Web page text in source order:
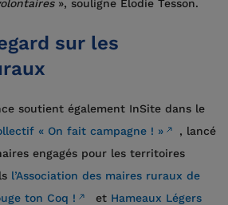
», souligne Elodie Tesson.
sur les
soutient également InSite dans le
« On fait campagne ! »
, lancé
engagés pour les territoires
l’Association des maires ruraux de
ton Coq ! et Hameaux Légers